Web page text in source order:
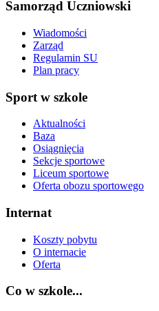
Samorząd Uczniowski
Wiadomości
Zarząd
Regulamin SU
Plan pracy
Sport w szkole
Aktualności
Baza
Osiągnięcia
Sekcje sportowe
Liceum sportowe
Oferta obozu sportowego
Internat
Koszty pobytu
O internacie
Oferta
Co w szkole...